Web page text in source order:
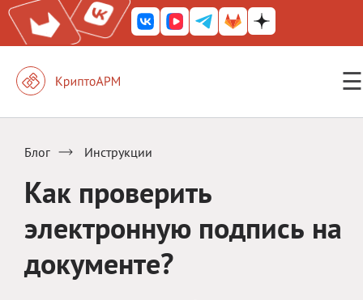
☰
Железный почтовый ящик
КриптоАРМ Mobile
Блог Инструкции
Как проверить
электронную подпись на
документе?